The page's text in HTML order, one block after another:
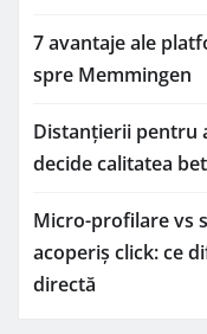
7 avantaje ale
spre Memmingen
Distanțierii pentru
decide calitatea
Micro-profilare vs
acoperiș click: ce
directă